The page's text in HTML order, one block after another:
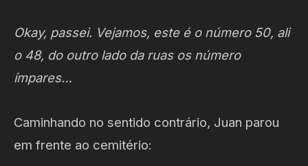
Okay, passei. Vejamos, este é o número 50, ali
o 48, do outro lado da ruas os número
ímpares…
Caminhando no sentido contrário, Juan parou
em frente ao cemitério: